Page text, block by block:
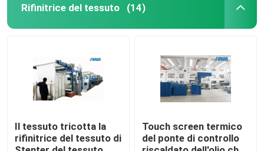
Rifinitrice del tessuto (14)
Il tessuto tricotta la
rifinitrice del tessuto di
Touch screen termico
del ponte di controllo